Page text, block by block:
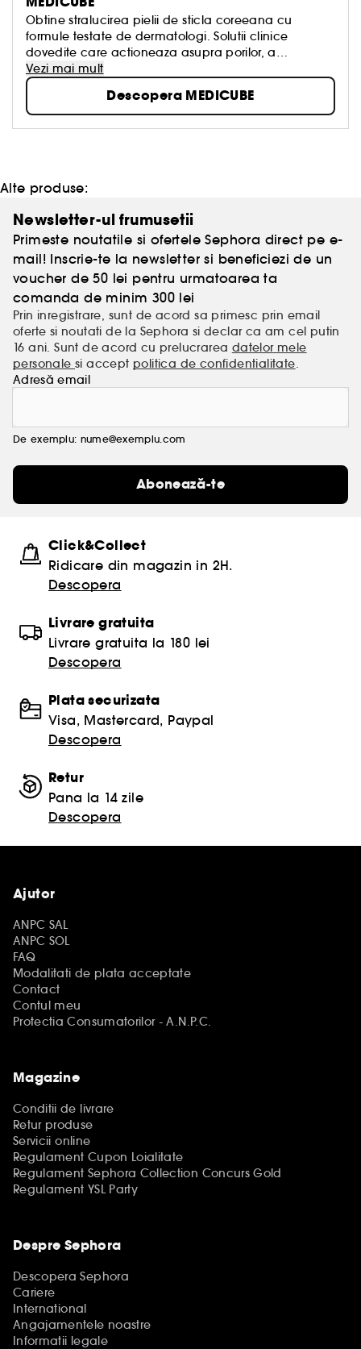
Obtine stralucirea pielii de sticla coreeana cu
formule testate de dermatologi. Solutii clinice
dovedite care actioneaza asupra porilor, a
imperfectiunilor si a stralucirii pentru o piele cu
aspect mai sanatos.
Vezi mai mult
Descopera MEDICUBE
Alte produse:
Newsletter-ul frumusetii
Primeste noutatile si ofertele Sephora direct pe e-
mail! Inscrie-te la newsletter si beneficiezi de un
voucher de 50 lei pentru urmatoarea ta
comanda de minim 300 lei
Prin inregistrare, sunt de acord sa primesc prin email
oferte si noutati de la Sephora si declar ca am cel putin
16 ani. Sunt de acord cu prelucrarea datelor mele
personalesi accept politica de confidentialitate.
Adresă email
De exemplu: nume@exemplu.com
Abonează-te
Click&Collect
Ridicare din magazin in 2H.
Descopera
Livrare gratuita
Livrare gratuita la 180 lei
Descopera
Plata securizata
Visa, Mastercard, Paypal
Descopera
Retur
Pana la 14 zile
Descopera
Ajutor
ANPC SAL
ANPC SOL
FAQ
Modalitati de plata acceptate
Contact
Contul meu
Protectia Consumatorilor - A.N.P.C.
Magazine
Conditii de livrare
Retur produse
Servicii online
Regulament Cupon Loialitate
Regulament Sephora Collection Concurs Gold
Regulament YSL Party
Despre Sephora
Descopera Sephora
Cariere
International
Angajamentele noastre
Informatii legale